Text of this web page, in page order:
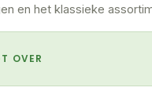
en het klassieke
OVER
combinatie van
zon en vorst.
of moderne afwerking.